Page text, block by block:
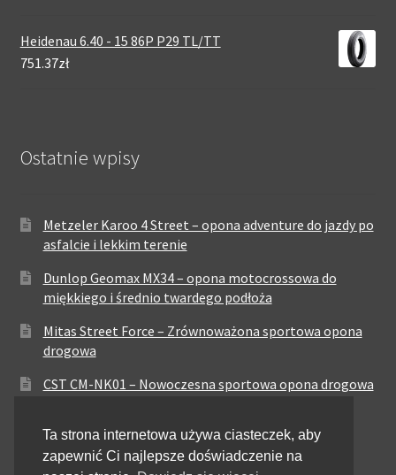
Heidenau 6.40 - 15 86P P29 TL/TT
751.37zł
Ostatnie wpisy
Metzeler Karoo 4 Street – opona adventure do jazdy po
asfalcie i lekkim terenie
Dunlop Geomax MX34 – opona motocrossowa do
miękkiego i średnio twardego podłoża
Mitas Street Force – Zrównoważona sportowa opona
drogowa
CST CM-NK01 – Nowoczesna sportowa opona drogowa
zrównoważonych osiągach
Pirelli City Demon – Niezawodność w codziennej
Ta strona internetowa używa ciasteczek, aby
zapewnić Ci najlepsze doświadczenie na